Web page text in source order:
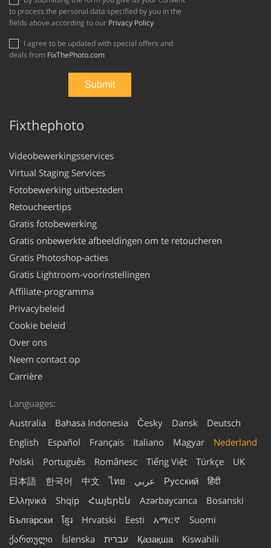
to process the personal data specified by you in the
fields above according to our Privacy Policy
deals from FixThePhoto.com
Fixthephoto
Videobewerkingsservices
Virtual Staging Services
Fotobewerking uitbesteden
Retoucheertips
Gratis fotobewerking
Gratis onbewerkte afbeeldingen om te retoucheren
Gratis Photoshop-acties
Gratis Lightroom-voorinstellingen
Affiliate-programma
Privacybeleid
Cookie beleid
Over ons
Neem contact op
Carrière
Languages:
Australia
Bahasa Indonesia Česky Dansk
Deutsch
English
Español Français Italiano Magyar
Nederland
Polski
Português Românesc Tiếng Việt Türkçe
UK
日本語
한국어 中文 ไทย عربي Русский
हिंदी
Ελληνικά
Shqip Հայերեն Azərbaycanca
Bosanski
Български
ខ្មែរ Hrvatski Eesti አማርኛ
Suomi
ქართული
Íslenska עברית Қазақша Kiswahili